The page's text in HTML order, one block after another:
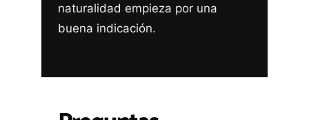
naturalidad empieza por una
buena indicación.